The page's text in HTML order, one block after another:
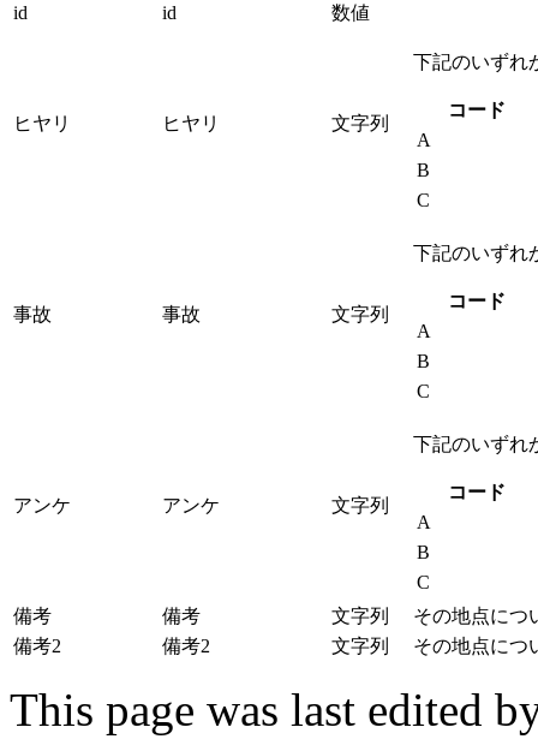
id
id 数値
ヒヤリ ヒヤリ 文字列
下記のいずれ
コード
A
B
C
事故 事故 文字列
下記のいずれ
コード
A
B
C
アンケ アンケ 文字列
下記のいずれ
コード
A
B
C
備考
備考 文字列
その地点につ
備考2
備考2 文字列 その地点につ
This page was last edited